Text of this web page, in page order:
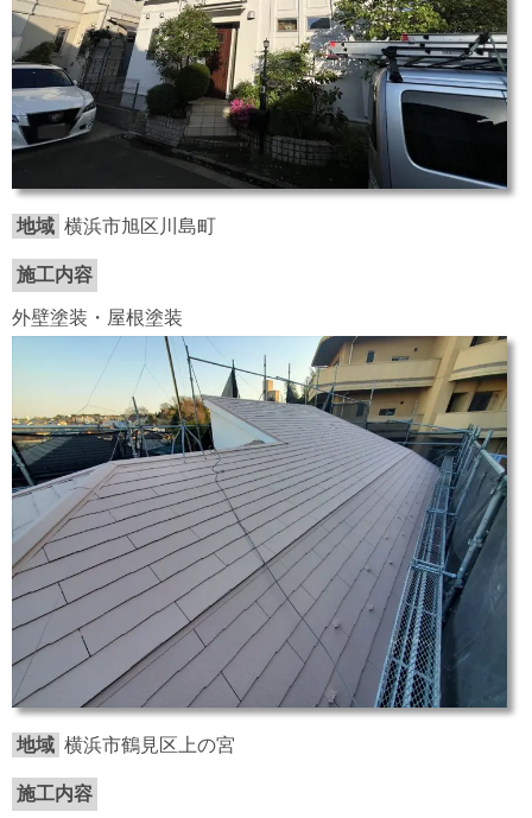
地域 横浜市旭区川島町
施工内容
外壁塗装・屋根塗装
地域 横浜市鶴見区上の宮
施工内容